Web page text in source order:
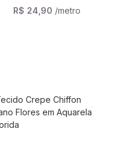
R$ 24,90 /metro